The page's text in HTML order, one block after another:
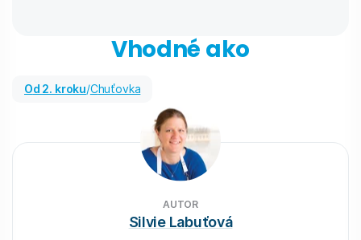
Vhodné ako
od 2. kroku/ Chuťovka
AUTOR
Silvie Labuťová